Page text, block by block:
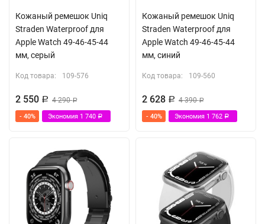
Кожаный ремешок Uniq
Straden Waterproof для
Apple Watch 49-46-45-44
мм, серый
Код товара: 109-576
2 550 Р 4 290Р
- 40% Экономия 1 740 Р
Кожаный ремешок Uniq
Straden Waterproof для
Apple Watch 49-46-45-44
мм, синий
Код товара: 109-560
2 628 Р 4 390Р
- 40% Экономия 1 762 Р